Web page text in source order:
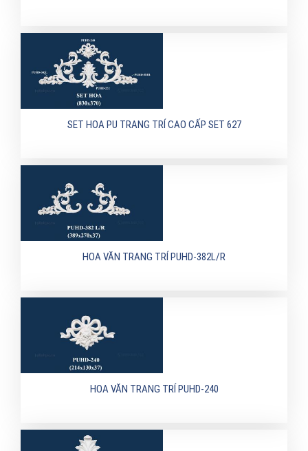
SET HOA PU TRANG TRÍ CAO CẤP SET 627
HOA VĂN TRANG TRÍ PUHD-382L/R
HOA VĂN TRANG TRÍ PUHD-240